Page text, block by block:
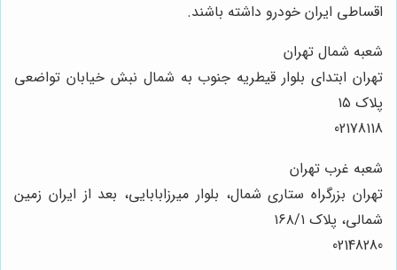
اقساطی ایران خودرو داشته باشند.
شعبه شمال تهران
تهران ابتدای بلوار قیطریه جنوب به شمال نبش خیابان تواضعی
پلاک ۱۵
02178118
شعبه غرب تهران
تهران بزرگراه ستاری شمال، بلوار میرزابابایی، بعد از ایران زمین
شمالی، پلاک ۱۶۸/۱
02148280